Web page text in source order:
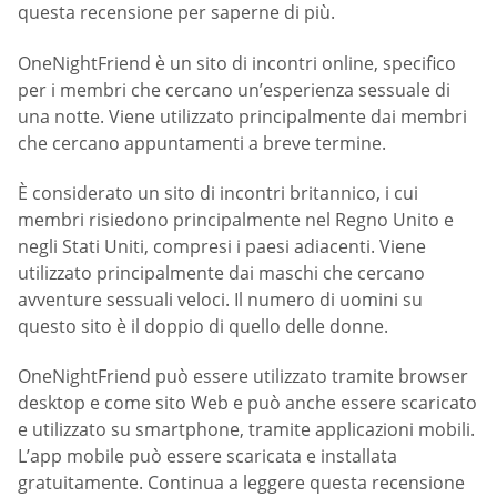
questa recensione per saperne di più.
OneNightFriend è un sito di incontri online, specifico
per i membri che cercano un’esperienza sessuale di
una notte. Viene utilizzato principalmente dai membri
che cercano appuntamenti a breve termine.
È considerato un sito di incontri britannico, i cui
membri risiedono principalmente nel Regno Unito e
negli Stati Uniti, compresi i paesi adiacenti. Viene
utilizzato principalmente dai maschi che cercano
avventure sessuali veloci. Il numero di uomini su
questo sito è il doppio di quello delle donne.
OneNightFriend può essere utilizzato tramite browser
desktop e come sito Web e può anche essere scaricato
e utilizzato su smartphone, tramite applicazioni mobili.
L’app mobile può essere scaricata e installata
gratuitamente. Continua a leggere questa recensione